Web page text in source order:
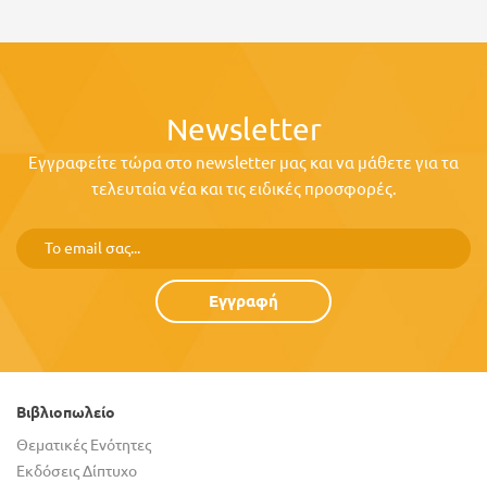
Newsletter
Εγγραφείτε τώρα στο newsletter μας και να μάθετε για τα
τελευταία νέα και τις ειδικές προσφορές.
Εγγραφή
Βιβλιοπωλείο
Θεματικές Ενότητες
Εκδόσεις Δίπτυχο